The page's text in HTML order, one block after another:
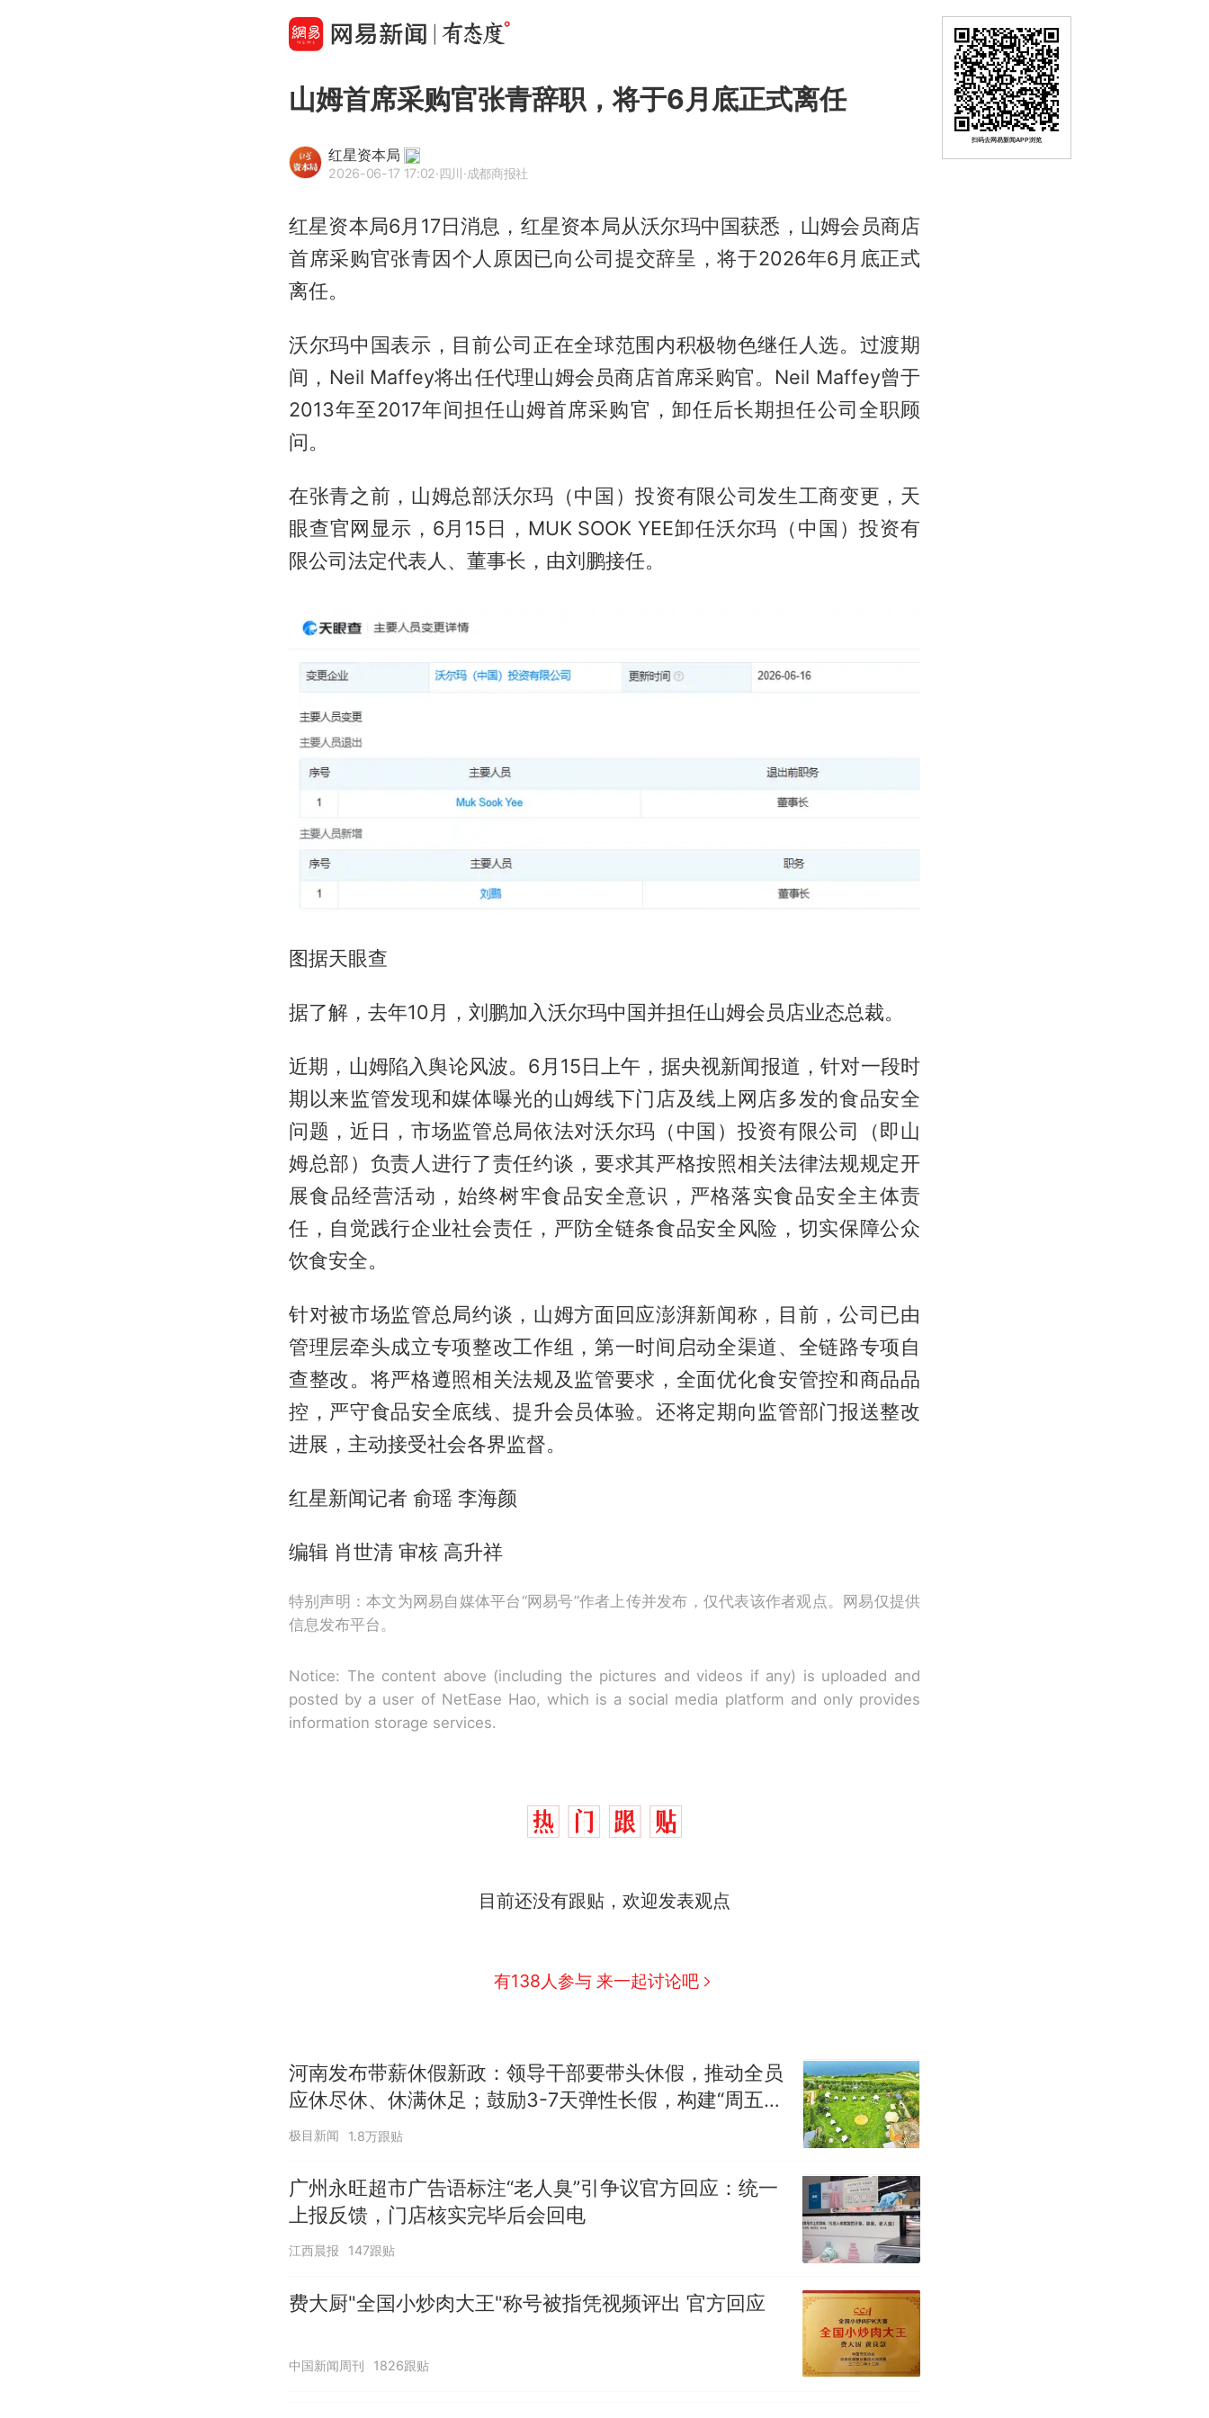
山姆首席采购官张青辞职，将于6月底正式离任
红星资本局
2026-06-17 17:02·四川·成都商报社
红星资本局6月17日消息，红星资本局从沃尔玛中国获悉，山姆会员商店
首席采购官张青因个人原因已向公司提交辞呈，将于2026年6月底正式
离任。
沃尔玛中国表示，目前公司正在全球范围内积极物色继任人选。过渡期
间，Neil Maffey将出任代理山姆会员商店首席采购官。Neil Maffey曾于
2013年至2017年间担任山姆首席采购官，卸任后长期担任公司全职顾
问。
在张青之前，山姆总部沃尔玛（中国）投资有限公司发生工商变更，天
眼查官网显示，6月15日，MUK SOOK YEE卸任沃尔玛（中国）投资有
限公司法定代表人、董事长，由刘鹏接任。
图据天眼查
据了解，去年10月，刘鹏加入沃尔玛中国并担任山姆会员店业态总裁。
近期，山姆陷入舆论风波。6月15日上午，据央视新闻报道，针对一段时
期以来监管发现和媒体曝光的山姆线下门店及线上网店多发的食品安全
问题，近日，市场监管总局依法对沃尔玛（中国）投资有限公司（即山
姆总部）负责人进行了责任约谈，要求其严格按照相关法律法规规定开
展食品经营活动，始终树牢食品安全意识，严格落实食品安全主体责
任，自觉践行企业社会责任，严防全链条食品安全风险，切实保障公众
饮食安全。
针对被市场监管总局约谈，山姆方面回应澎湃新闻称，目前，公司已由
管理层牵头成立专项整改工作组，第一时间启动全渠道、全链路专项自
查整改。将严格遵照相关法规及监管要求，全面优化食安管控和商品品
控，严守食品安全底线、提升会员体验。还将定期向监管部门报送整改
进展，主动接受社会各界监督。
红星新闻记者 俞瑶 李海颜
编辑 肖世清 审核 高升祥
特别声明：本文为网易自媒体平台“网易号”作者上传并发布，仅代表该作者观点。网易仅提供
信息发布平台。
Notice: The content above (including the pictures and videos if any) is uploaded and
posted by a user of NetEase Hao, which is a social media platform and only provides
information storage services.
目前还没有跟贴，欢迎发表观点
有138人参与 来一起讨论吧
河南发布带薪休假新政：领导干部要带头休假，推动全员
应休尽休、休满休足；鼓励3-7天弹性长假，构建“周五半
天+周末+年假”短途度假模式
极目新闻 1.8万跟贴
广州永旺超市广告语标注“老人臭”引争议官方回应：统一
上报反馈，门店核实完毕后会回电
江西晨报 147跟贴
费大厨"全国小炒肉大王"称号被指凭视频评出 官方回应
中国新闻周刊 1826跟贴
扫码去网易新闻APP浏览